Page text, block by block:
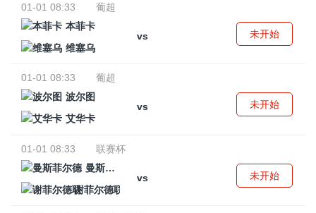
01-01 08:33
葡超
本菲卡
vs
维塞乌
未开始
01-01 08:33
葡超
波尔图
vs
艾华卡
未开始
01-01 08:33
联赛杯
曼斯菲尔德
vs
谢菲尔德联
未开始